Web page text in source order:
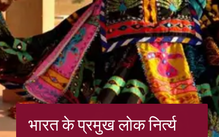
भारत के प्रमुख लोक निर्त्य